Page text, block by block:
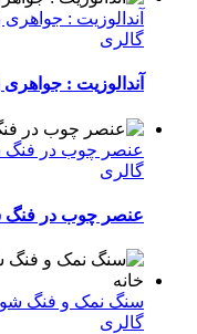
آندالوزیت :
گالری
آندالوزیت :
عنصر چوب در فنگ
گالری
عنصر چوب در فنگ
سنگ نمک و فنگ
گالری